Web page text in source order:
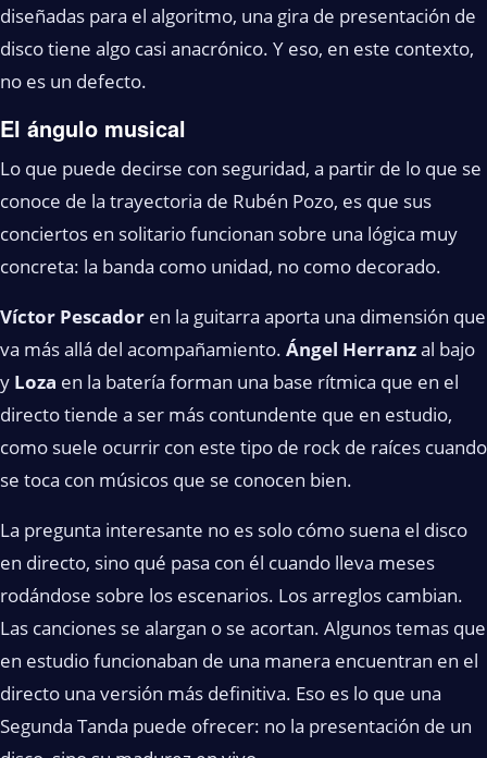
diseñadas para el algoritmo, una gira de presentación de
disco tiene algo casi anacrónico. Y eso, en este contexto,
no es un defecto.
El ángulo musical
Lo que puede decirse con seguridad, a partir de lo que se
conoce de la trayectoria de Rubén Pozo, es que sus
conciertos en solitario funcionan sobre una lógica muy
concreta: la banda como unidad, no como decorado.
Víctor Pescador en la guitarra aporta una dimensión que
va más allá del acompañamiento. Ángel Herranzal bajo
y Loza en la batería forman una base rítmica que en el
directo tiende a ser más contundente que en estudio,
como suele ocurrir con este tipo de rock de raíces cuando
se toca con músicos que se conocen bien.
La pregunta interesante no es solo cómo suena el disco
en directo, sino qué pasa con él cuando lleva meses
rodándose sobre los escenarios. Los arreglos cambian.
Las canciones se alargan o se acortan. Algunos temas que
en estudio funcionaban de una manera encuentran en el
directo una versión más definitiva. Eso es lo que una
Segunda Tanda puede ofrecer: no la presentación de un